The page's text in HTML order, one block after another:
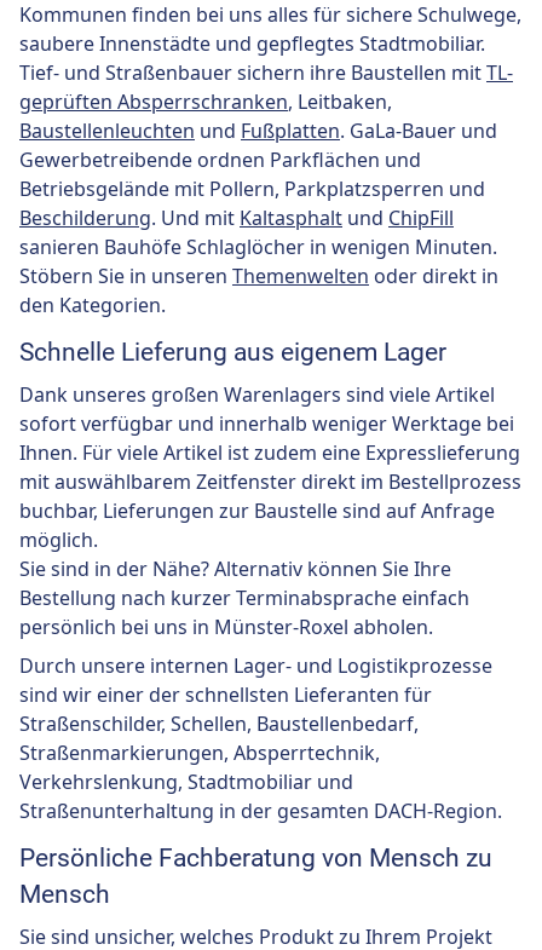
Kommunen finden bei uns alles für sichere Schulwege,
saubere Innenstädte und gepflegtes Stadtmobiliar.
Tief- und Straßenbauer sichern ihre Baustellen mitTL-
geprüften Absperrschranken, Leitbaken,
Baustellenleuchten und Fußplatten. GaLa-Bauer und
Gewerbetreibende ordnen Parkflächen und
Betriebsgelände mit Pollern, Parkplatzsperren und
Beschilderung. Und mit Kaltasphalt und ChipFill
sanieren Bauhöfe Schlaglöcher in wenigen Minuten.
Stöbern Sie in unseren Themenwelten oder direkt in
den Kategorien.
Schnelle Lieferung aus eigenem Lager
Dank unseres großen Warenlagers sind viele Artikel
sofort verfügbar und innerhalb weniger Werktage bei
Ihnen. Für viele Artikel ist zudem eine Expresslieferung
mit auswählbarem Zeitfenster direkt im Bestellprozess
buchbar, Lieferungen zur Baustelle sind auf Anfrage
möglich.
Sie sind in der Nähe? Alternativ können Sie Ihre
Bestellung nach kurzer Terminabsprache einfach
persönlich bei uns in Münster-Roxel abholen.
Durch unsere internen Lager- und Logistikprozesse
sind wir einer der schnellsten Lieferanten für
Straßenschilder, Schellen, Baustellenbedarf,
Straßenmarkierungen, Absperrtechnik,
Verkehrslenkung, Stadtmobiliar und
Straßenunterhaltung in der gesamten DACH-Region.
Persönliche Fachberatung von Mensch zu
Mensch
Sie sind unsicher, welches Produkt zu Ihrem Projekt